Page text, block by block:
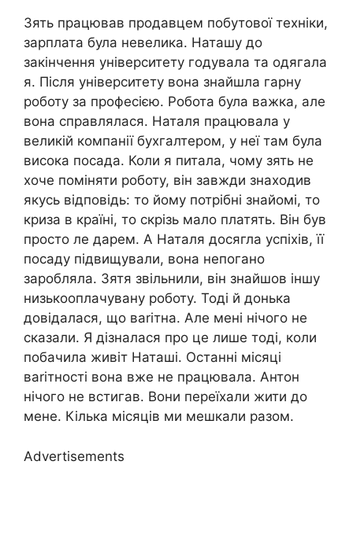
Зять працював продавцем побутової техніки,
зарплата була невелика. Наташу до
закінчення університету годувала та одягала
я. Після університету вона знайшла гарну
роботу за професією. Робота була важка, але
вона справлялася. Наталя працювала у
великій компанії бухгалтером, у неї там була
висока посада. Коли я питала, чому зять не
хоче поміняти роботу, він завжди знаходив
якусь відповідь: то йому потрібні знайомі, то
криза в країні, то скрізь мало платять. Він був
просто ле дарем. А Наталя досягла успіхів, її
посаду підвищували, вона непогано
заробляла. Зятя звільнили, він знайшов іншу
низькооплачувану роботу. Тоді й донька
довідалася, що ваrітна. Але мені нічого не
сказали. Я дізналася про це лише тоді, коли
побачила живіт Наташі. Останні місяці
ваrітності вона вже не працювала. Антон
нічого не встигав. Вони переїхали жити до
мене. Кілька місяців ми мешкали разом.
Advertisements